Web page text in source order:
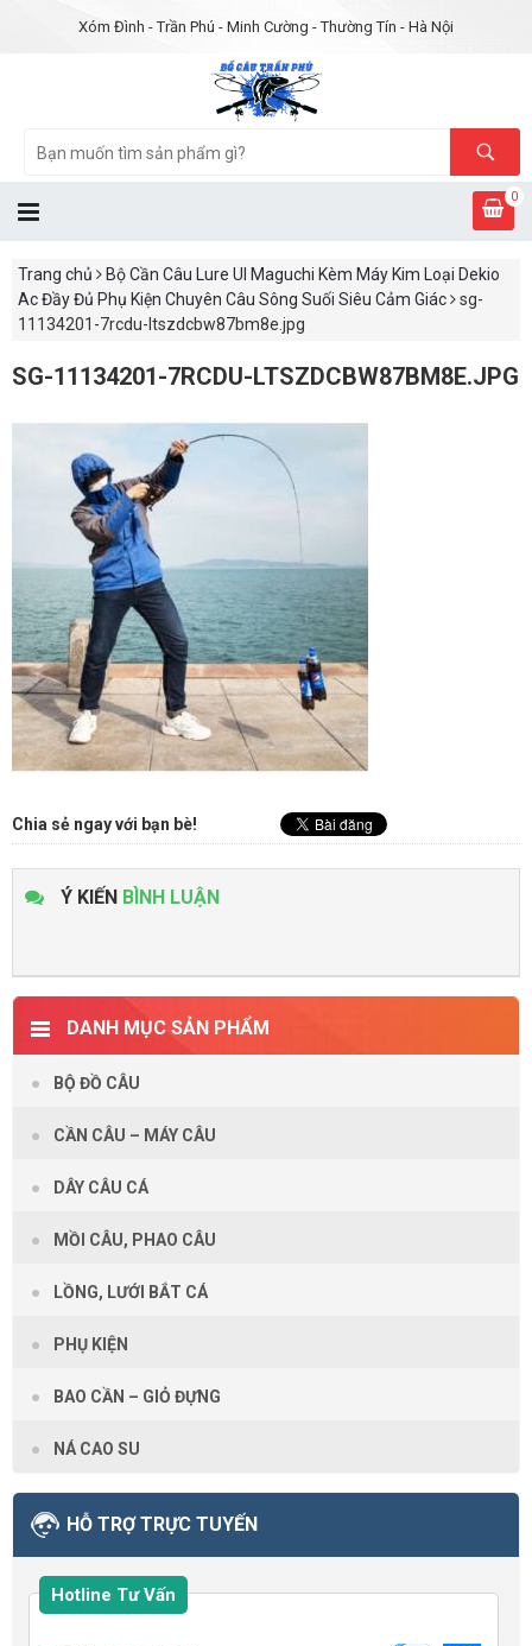
Xóm Đình - Trần Phú - Minh Cường - Thường Tín - Hà Nội
0
Trang chủ
Bộ Cần Câu Lure Ul Maguchi Kèm Máy Kim Loại Dekio
Ac Đầy Đủ Phụ Kiện Chuyên Câu Sông Suối Siêu Cảm Giác
sg-
11134201-7rcdu-ltszdcbw87bm8e.jpg
SG-11134201-7RCDU-LTSZDCBW87BM8E.JPG
Chia sẻ ngay với bạn bè!
Ý KIẾN BÌNH LUẬN
DANH MỤC SẢN PHẨM
BỘ ĐỒ CÂU
CẦN CÂU – MÁY CÂU
DÂY CÂU CÁ
MỒI CÂU, PHAO CÂU
LỒNG, LƯỚI BẮT CÁ
PHỤ KIỆN
BAO CẦN – GIỎ ĐỰNG
NÁ CAO SU
HỖ TRỢ TRỰC TUYẾN
Hotline Tư Vấn